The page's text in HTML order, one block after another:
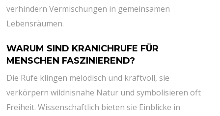
verhindern Vermischungen in gemeinsamen
Lebensräumen.
WARUM SIND ‌KRANICHRUFE FÜR
MENSCHEN FASZINIEREND?
Die Rufe klingen melodisch und kraftvoll, sie
verkörpern wildnisnahe Natur⁢ und symbolisieren oft
‍Freiheit. Wissenschaftlich bieten sie Einblicke in